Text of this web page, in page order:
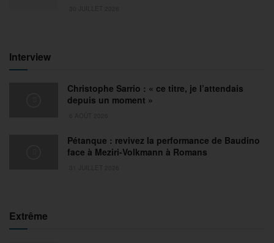
Interview
Christophe Sarrio : « ce titre, je l’attendais
depuis un moment »
Pétanque : revivez la performance de Baudino
face à Meziri-Volkmann à Romans
Extrême